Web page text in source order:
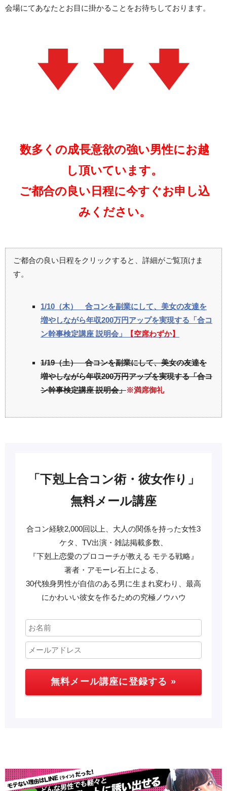
会場にてあなたとお目に掛かることをお待ちしております。
数多くの成長意欲の強い男性にお越
し頂いています。
ご都合の良い日程に今すぐお申し込
みください。
ご都合の良い日程をクリックすると、詳細がご覧頂けま
す。
1/10（木） 合コンを副業にして、美女の友達を
増やしながら年収200万円アップを実現する「合コ
ン幹事検定講座 説明会」
【空席わずか】
1/19（土） 合コンを副業にして、美女の友達を
増やしながら年収200万円アップを実現する「合コ
ン幹事検定講座 説明会」※満席御礼
「下剋上合コン術・彼女作り」
無料メール講座
合コン経験2,000回以上、大人の関係を持った女性3
ケタ、TV出演・雑誌掲載多数、
『下剋上恋愛のプロコーチが教える モテる戦略』
著者・アモーレ石上による、
30代独身男性が自信のある男に生まれ変わり、最高
にかわいい彼女を作るための究極ノウハウ